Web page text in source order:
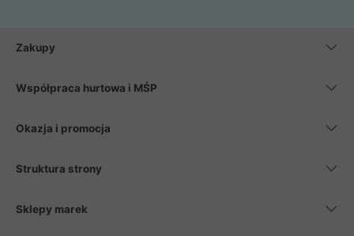
Zakupy
Współpraca hurtowa i MŚP
Okazja i promocja
Struktura strony
Sklepy marek